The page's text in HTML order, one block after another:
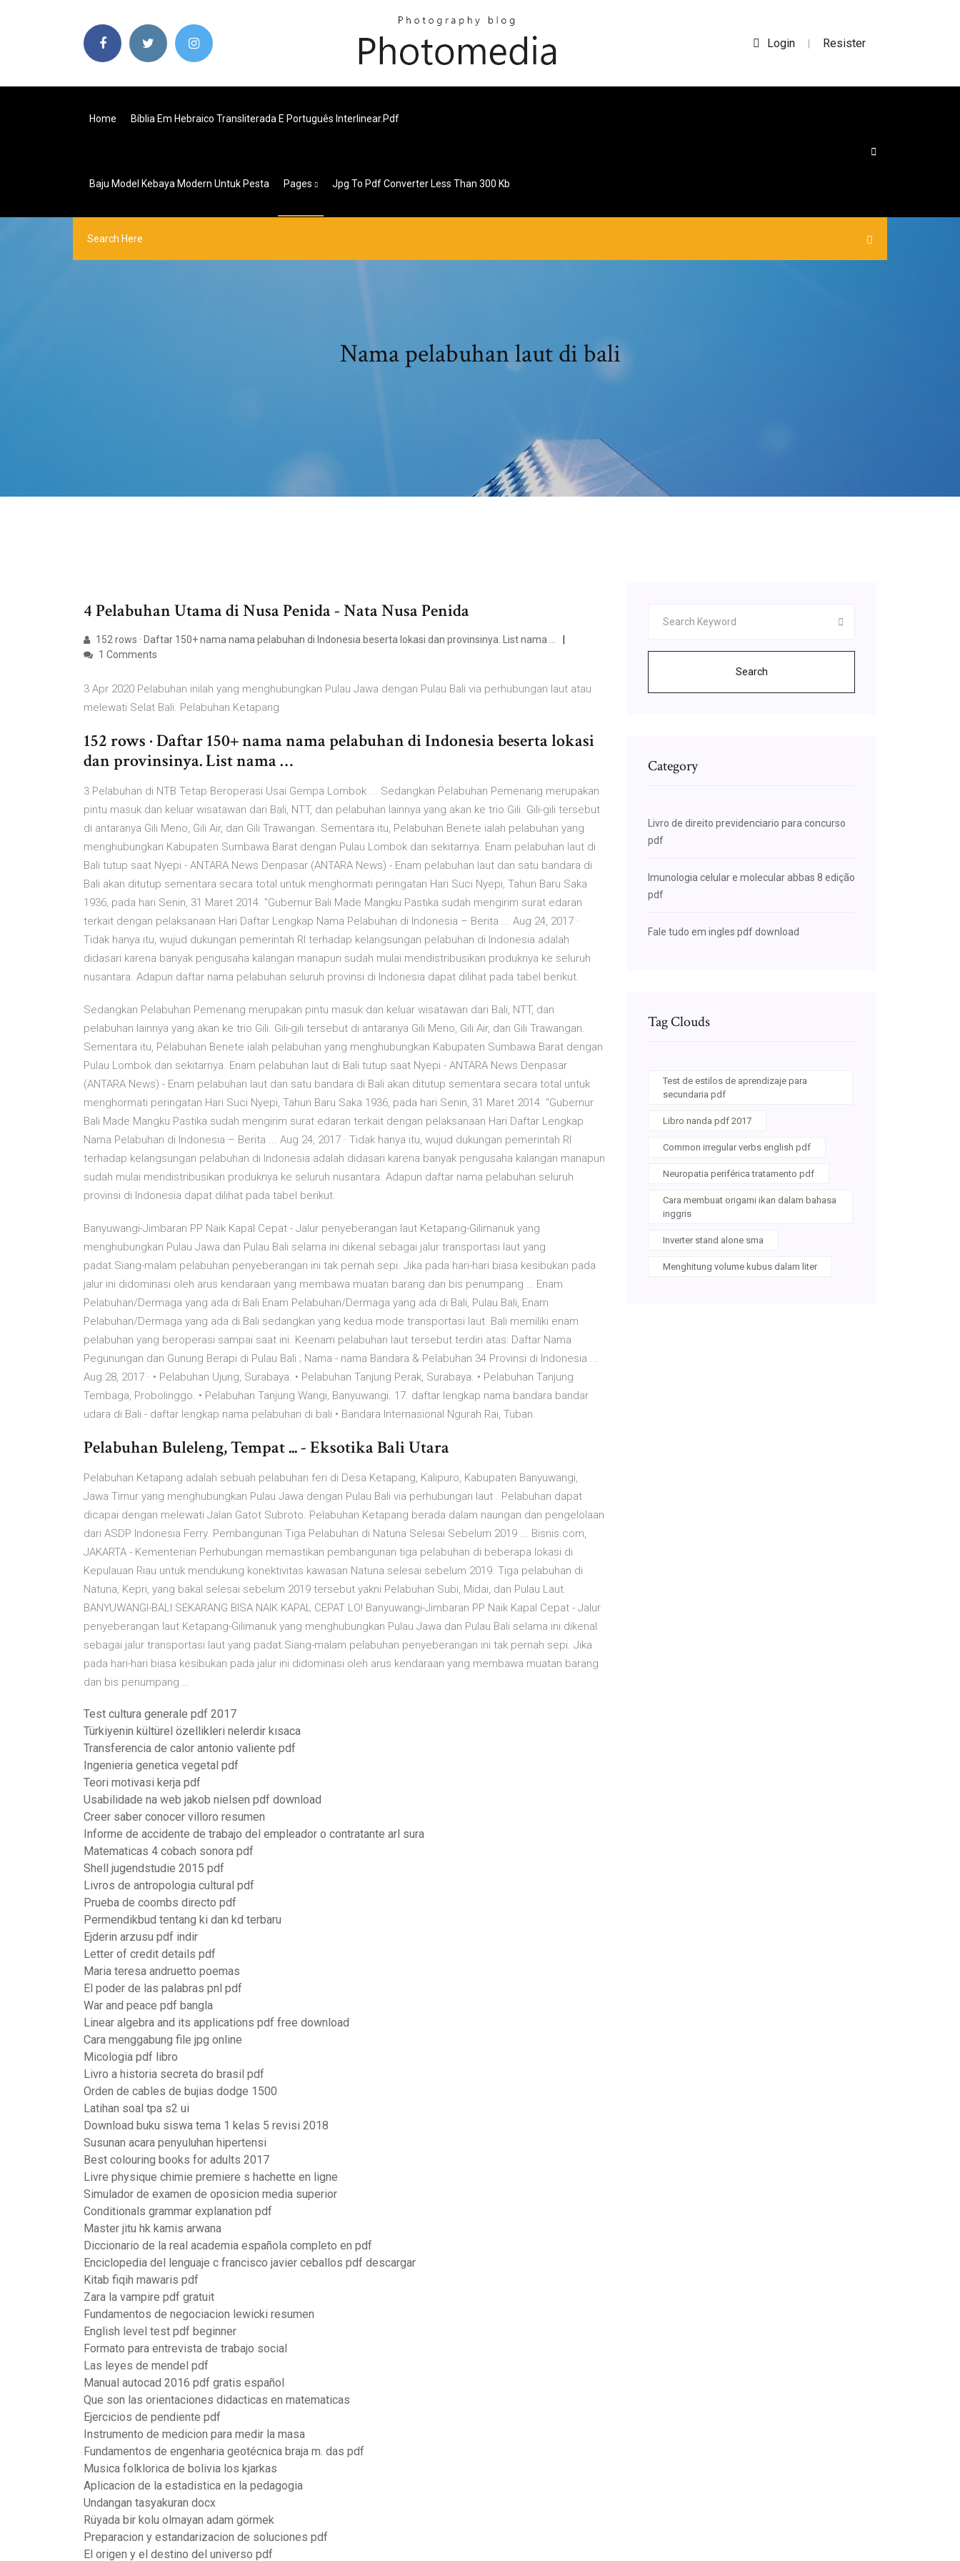
Login | Resister
Home Bíblia Em Hebraico Transliterada E Português Interlinear.pdf
Baju Model Kebaya Modern Untuk Pesta Pages Jpg To Pdf Converter Less Than 300 Kb
Nama pelabuhan laut di bali
4 Pelabuhan Utama di Nusa Penida - Nata Nusa Penida
152 rows · Daftar 150+ nama nama pelabuhan di Indonesia beserta lokasi dan provinsinya. List nama …
1 Comments
3 Apr 2020 Pelabuhan inilah yang menghubungkan Pulau Jawa dengan Pulau Bali via perhubungan laut atau
melewati Selat Bali. Pelabuhan Ketapang
152 rows · Daftar 150+ nama nama pelabuhan di Indonesia beserta lokasi
dan provinsinya. List nama …
3 Pelabuhan di NTB Tetap Beroperasi Usai Gempa Lombok ... Sedangkan Pelabuhan Pemenang merupakan
pintu masuk dan keluar wisatawan dari Bali, NTT, dan pelabuhan lainnya yang akan ke trio Gili. Gili-gili tersebut
di antaranya Gili Meno, Gili Air, dan Gili Trawangan. Sementara itu, Pelabuhan Benete ialah pelabuhan yang
menghubungkan Kabupaten Sumbawa Barat dengan Pulau Lombok dan sekitarnya. Enam pelabuhan laut di
Bali tutup saat Nyepi - ANTARA News Denpasar (ANTARA News) - Enam pelabuhan laut dan satu bandara di
Bali akan ditutup sementara secara total untuk menghormati peringatan Hari Suci Nyepi, Tahun Baru Saka
1936, pada hari Senin, 31 Maret 2014. "Gubernur Bali Made Mangku Pastika sudah mengirim surat edaran
terkait dengan pelaksanaan Hari Daftar Lengkap Nama Pelabuhan di Indonesia – Berita ... Aug 24, 2017 ·
Tidak hanya itu, wujud dukungan pemerintah RI terhadap kelangsungan pelabuhan di Indonesia adalah
didasari karena banyak pengusaha kalangan manapun sudah mulai mendistribusikan produknya ke seluruh
nusantara. Adapun daftar nama pelabuhan seluruh provinsi di Indonesia dapat dilihat pada tabel berikut.
Sedangkan Pelabuhan Pemenang merupakan pintu masuk dan keluar wisatawan dari Bali, NTT, dan
pelabuhan lainnya yang akan ke trio Gili. Gili-gili tersebut di antaranya Gili Meno, Gili Air, dan Gili Trawangan.
Sementara itu, Pelabuhan Benete ialah pelabuhan yang menghubungkan Kabupaten Sumbawa Barat dengan
Pulau Lombok dan sekitarnya. Enam pelabuhan laut di Bali tutup saat Nyepi - ANTARA News Denpasar
(ANTARA News) - Enam pelabuhan laut dan satu bandara di Bali akan ditutup sementara secara total untuk
menghormati peringatan Hari Suci Nyepi, Tahun Baru Saka 1936, pada hari Senin, 31 Maret 2014. "Gubernur
Bali Made Mangku Pastika sudah mengirim surat edaran terkait dengan pelaksanaan Hari Daftar Lengkap
Nama Pelabuhan di Indonesia – Berita ... Aug 24, 2017 · Tidak hanya itu, wujud dukungan pemerintah RI
terhadap kelangsungan pelabuhan di Indonesia adalah didasari karena banyak pengusaha kalangan manapun
sudah mulai mendistribusikan produknya ke seluruh nusantara. Adapun daftar nama pelabuhan seluruh
provinsi di Indonesia dapat dilihat pada tabel berikut.
Banyuwangi-Jimbaran PP Naik Kapal Cepat - Jalur penyeberangan laut Ketapang-Gilimanuk yang
menghubungkan Pulau Jawa dan Pulau Bali selama ini dikenal sebagai jalur transportasi laut yang
padat.Siang-malam pelabuhan penyeberangan ini tak pernah sepi. Jika pada hari-hari biasa kesibukan pada
jalur ini didominasi oleh arus kendaraan yang membawa muatan barang dan bis penumpang … Enam
Pelabuhan/Dermaga yang ada di Bali Enam Pelabuhan/Dermaga yang ada di Bali, Pulau Bali, Enam
Pelabuhan/Dermaga yang ada di Bali sedangkan yang kedua mode transportasi laut. Bali memiliki enam
pelabuhan yang beroperasi sampai saat ini. Keenam pelabuhan laut tersebut terdiri atas: Daftar Nama
Pegunungan dan Gunung Berapi di Pulau Bali ; Nama - nama Bandara & Pelabuhan 34 Provinsi di Indonesia ...
Aug 28, 2017 · • Pelabuhan Ujung, Surabaya. • Pelabuhan Tanjung Perak, Surabaya. • Pelabuhan Tanjung
Tembaga, Probolinggo. • Pelabuhan Tanjung Wangi, Banyuwangi. 17. daftar lengkap nama bandara bandar
udara di Bali - daftar lengkap nama pelabuhan di bali • Bandara Internasional Ngurah Rai, Tuban.
Pelabuhan Buleleng, Tempat ... - Eksotika Bali Utara
Pelabuhan Ketapang adalah sebuah pelabuhan feri di Desa Ketapang, Kalipuro, Kabupaten Banyuwangi,
Jawa Timur yang menghubungkan Pulau Jawa dengan Pulau Bali via perhubungan laut . Pelabuhan dapat
dicapai dengan melewati Jalan Gatot Subroto. Pelabuhan Ketapang berada dalam naungan dan pengelolaan
dari ASDP Indonesia Ferry. Pembangunan Tiga Pelabuhan di Natuna Selesai Sebelum 2019 ... Bisnis.com,
JAKARTA - Kementerian Perhubungan memastikan pembangunan tiga pelabuhan di beberapa lokasi di
Kepulauan Riau untuk mendukung konektivitas kawasan Natuna selesai sebelum 2019. Tiga pelabuhan di
Natuna, Kepri, yang bakal selesai sebelum 2019 tersebut yakni Pelabuhan Subi, Midai, dan Pulau Laut.
BANYUWANGI-BALI SEKARANG BISA NAIK KAPAL CEPAT LO! Banyuwangi-Jimbaran PP Naik Kapal Cepat - Jalur
penyeberangan laut Ketapang-Gilimanuk yang menghubungkan Pulau Jawa dan Pulau Bali selama ini dikenal
sebagai jalur transportasi laut yang padat.Siang-malam pelabuhan penyeberangan ini tak pernah sepi. Jika
pada hari-hari biasa kesibukan pada jalur ini didominasi oleh arus kendaraan yang membawa muatan barang
dan bis penumpang …
Test cultura generale pdf 2017
Türkiyenin kültürel özellikleri nelerdir kısaca
Transferencia de calor antonio valiente pdf
Ingenieria genetica vegetal pdf
Teori motivasi kerja pdf
Usabilidade na web jakob nielsen pdf download
Creer saber conocer villoro resumen
Informe de accidente de trabajo del empleador o contratante arl sura
Matematicas 4 cobach sonora pdf
Shell jugendstudie 2015 pdf
Livros de antropologia cultural pdf
Prueba de coombs directo pdf
Permendikbud tentang ki dan kd terbaru
Ejderin arzusu pdf indir
Letter of credit details pdf
Maria teresa andruetto poemas
El poder de las palabras pnl pdf
War and peace pdf bangla
Linear algebra and its applications pdf free download
Cara menggabung file jpg online
Micologia pdf libro
Livro a historia secreta do brasil pdf
Orden de cables de bujias dodge 1500
Latihan soal tpa s2 ui
Download buku siswa tema 1 kelas 5 revisi 2018
Susunan acara penyuluhan hipertensi
Best colouring books for adults 2017
Livre physique chimie premiere s hachette en ligne
Simulador de examen de oposicion media superior
Conditionals grammar explanation pdf
Master jitu hk kamis arwana
Diccionario de la real academia española completo en pdf
Enciclopedia del lenguaje c francisco javier ceballos pdf descargar
Kitab fiqih mawaris pdf
Zara la vampire pdf gratuit
Fundamentos de negociacion lewicki resumen
English level test pdf beginner
Formato para entrevista de trabajo social
Las leyes de mendel pdf
Manual autocad 2016 pdf gratis español
Que son las orientaciones didacticas en matematicas
Ejercicios de pendiente pdf
Instrumento de medicion para medir la masa
Fundamentos de engenharia geotécnica braja m. das pdf
Musica folklorica de bolivia los kjarkas
Aplicacion de la estadistica en la pedagogia
Undangan tasyakuran docx
Rüyada bir kolu olmayan adam görmek
Preparacion y estandarizacion de soluciones pdf
El origen y el destino del universo pdf
Search
Category
Livro de direito previdenciario para concurso
pdf
Imunologia celular e molecular abbas 8 edição
pdf
Fale tudo em ingles pdf download
Tag Clouds
Test de estilos de aprendizaje para
secundaria pdf
Libro nanda pdf 2017
Common irregular verbs english pdf
Neuropatia periférica tratamento pdf
Cara membuat origami ikan dalam bahasa
inggris
Inverter stand alone sma
Menghitung volume kubus dalam liter